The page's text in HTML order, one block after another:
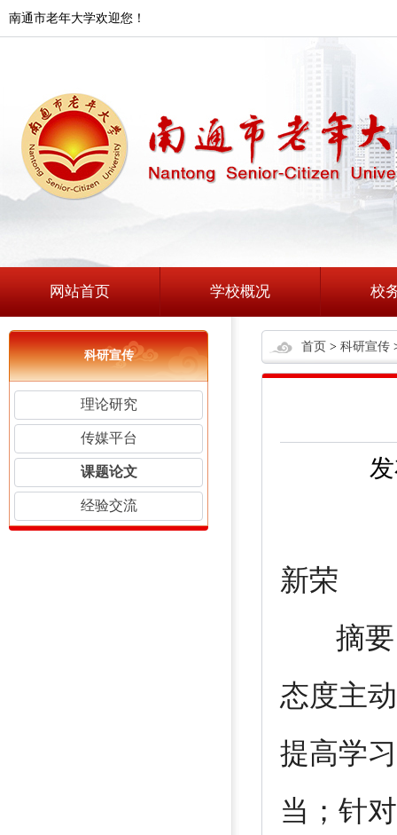
南通市老年大学欢迎您！
网站首页 学校概况 校
科研宣传
理论研究
传媒平台
课题论文
经验交流
首页 > 科研宣传
新荣
摘要
态度主
提高学
当；针